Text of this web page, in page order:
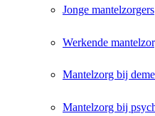
Jonge mantelzorgers
Werkende
Mantelzorg bij
Mantelzorg bij